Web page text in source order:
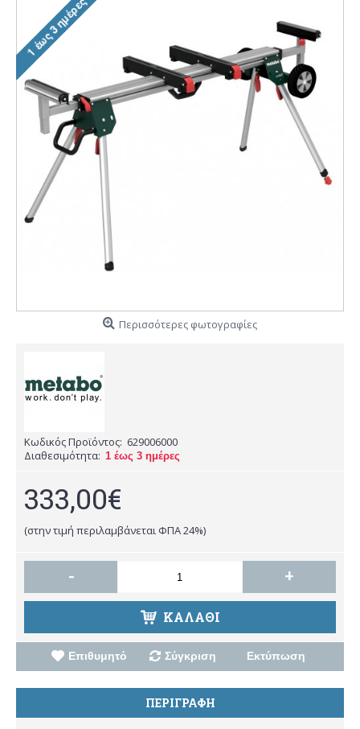
Περισσότερες φωτογραφίες
Κωδικός Προϊόντος: 629006000
Διαθεσιμότητα: 1 έως 3 ημέρες
333,00€
(στην τιμή περιλαμβάνεται ΦΠΑ 24%)
- +
ΚΑΛΑΘΙ
Επιθυμητό Σύγκριση Εκτύπωση
ΠΕΡΙΓΡΑΦΗ